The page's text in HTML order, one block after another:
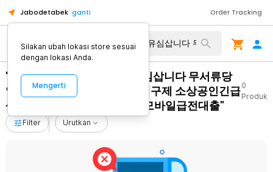
Jabodetabek ganti Order Tracking
"Tg탤 TSBUSIM 개인선불유심삽니다 무서류당
일소액대출 탬스뷰선불유심내구제 소상공인긴급
생활안정자금 공주시50만원모바일급전대출"
0
Produk
Filter Urutkan
Silakan ubah lokasi store sesuai
dengan lokasi Anda.
Mengerti